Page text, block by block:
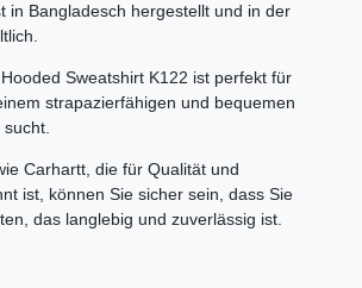
in Bangladesch hergestellt und in der
Sweatshirt K122 ist perfekt für
strapazierfähigen und bequemen
Carhartt, die für Qualität und
ist, können Sie sicher sein, dass Sie
das langlebig und zuverlässig ist.